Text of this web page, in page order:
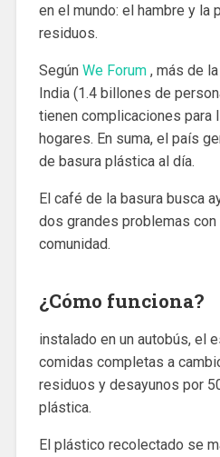
en el mundo: el hambre y la
residuos.
Según We Forum, más de
India (1.4 billones de
tienen complicaciones para
hogares. En suma, el país
de basura plástica al día.
El café de la basura busca
dos grandes problemas con
comunidad.
¿Cómo funciona?
instalado en un autobús, el
comidas completas a
residuos y desayunos por
plástica.
El plástico recolectado se